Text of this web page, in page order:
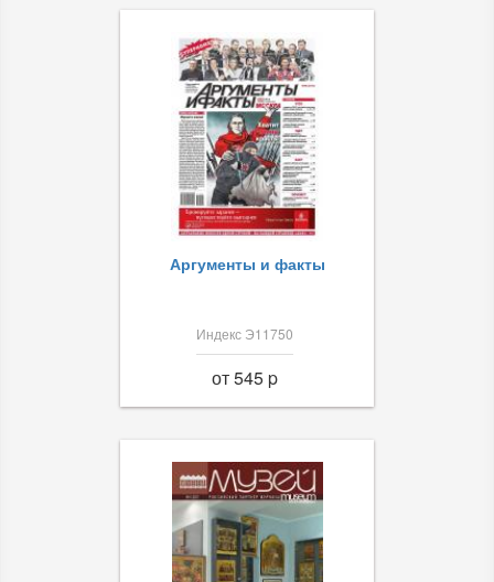
Аргументы и факты
Индекс Э11750
от 545 p